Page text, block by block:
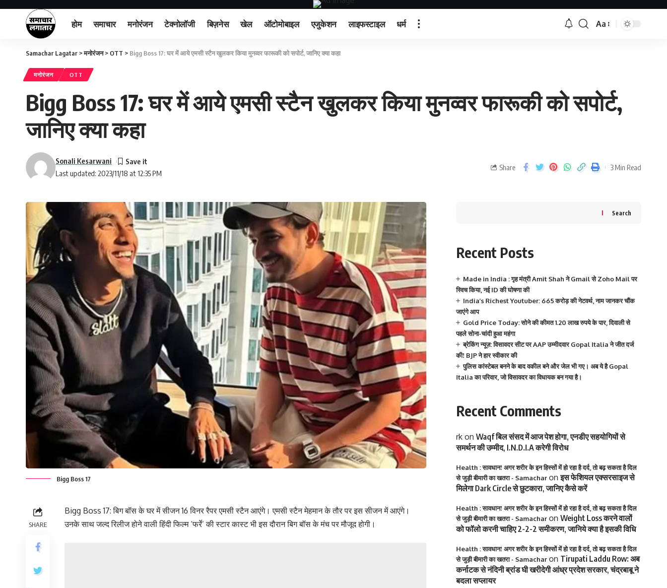
होम समाचार मनोरंजन टेक्नोलॉजी बिज़नेस खेल ऑटोमोबाइल एजुकेशन लाइफस्टाइल धर्म Aa
Samachar Lagatar >मनोरंजन> OTT > Bigg Boss 17: घर में आये एमसी स्टैन खुलकर किया मुनव्वर फारूकी को सपोर्ट, जानिए क्या कहा
मनोरंजन OTT
Bigg Boss 17: घर में आये एमसी स्टैन खुलकर किया मुनव्वर फारूकी को सपोर्ट,
जानिए क्या कहा
Last updated: 2023/11/18 at 12:35 PM
Sonali Kesarwani
Share 3 Min Read
Bigg Boss 17
SHARE
Bigg Boss 17: बिग बॉस के घर में सीजन 16 विनर रैपर एमसी स्टैन आएंगे। एमसी स्टैन मेहमान के तौर पर इस सीजन में आएंगे।
उनके साथ जल्द रिलीज होने वाली हिंदी फिल्म ‘फर्रे’ की स्टार कास्ट भी इस दौरान बिग बॉस के मंच पर मौजूद होगी।
Search
Recent Posts
Made in India : गृह मंत्री Amit Shah ने Gmail से Zoho Mail पर
स्विच किया, नई ID की घोषणा की
India’s Richest Youtuber: 665 करोड़ की नेटवर्थ, नाम जानकर चौंक
जाएंगे आप
Gold Price Today: सोने की कीमत 1.20 लाख रुपये के पार, दिवाली से
पहले सोना-चांदी हुआ महंगा
ब्रेकिंग न्यूज़: विसावदर सीट पर AAP उम्मीदवार Gopal Italia ने जीत दर्ज
की! BJP ने हार स्वीकार की
पुलिस कांस्टेबल बनने के बाद वकील बने और जेल भी गए। अब ये है Gopal
Italia का परिवार, जो विसावदर का विधायक बन गया है।
Recent Comments
rkon Waqf बिल संसद में आज पेश होगा, एनडीए सहयोगियों से
समर्थन की उम्मीद, I.N.D.I.A करेगी विरोध
Health : सावधान! अगर शरीर के इन हिस्सों में हो रहा है दर्द, तो बढ़ सकता है दिल
से जुड़ी बीमारी का खतरा - Samacharonइस फेशियल एक्सरसाइज से
मिलेगा Dark Circle से छुटकारा, जानिए कैसे करें
Health : सावधान! अगर शरीर के इन हिस्सों में हो रहा है दर्द, तो बढ़ सकता है दिल
से जुड़ी बीमारी का खतरा - Samacharon Weight Loss करने वालों
को फॉलो करनी चाहिए 2-2-2 समीकरण, जानिये क्या है इसकी विधि
Health : सावधान! अगर शरीर के इन हिस्सों में हो रहा है दर्द, तो बढ़ सकता है दिल
से जुड़ी बीमारी का खतरा - Samacharon Tirupati Laddu Row: अब
कर्नाटक से नंदिनी ब्रांड घी खरीदेगी आंध्र प्रदेश सरकार, चंद्रबाबू ने
बदला सप्लायर